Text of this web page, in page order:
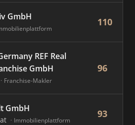
GmbH 110
REF Real
GmbH
Franchise-Makler
96
GmbH
Immobilienplattform
93